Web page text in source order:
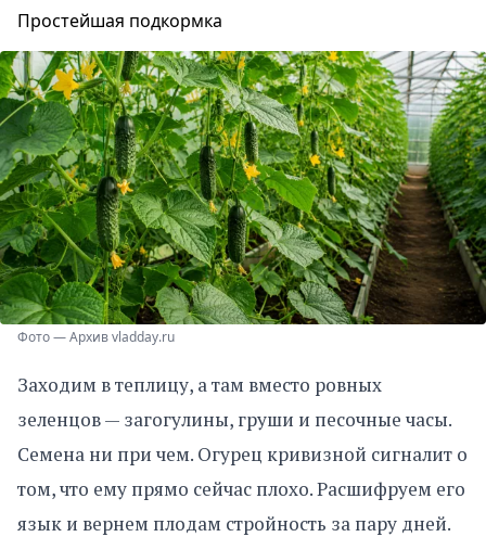
Простейшая подкормка
Фото — Архив vladday.ru
Заходим в теплицу, а там вместо ровных
зеленцов — загогулины, груши и песочные часы.
Семена ни при чем. Огурец кривизной сигналит о
том, что ему прямо сейчас плохо. Расшифруем его
язык и вернем плодам стройность за пару дней.